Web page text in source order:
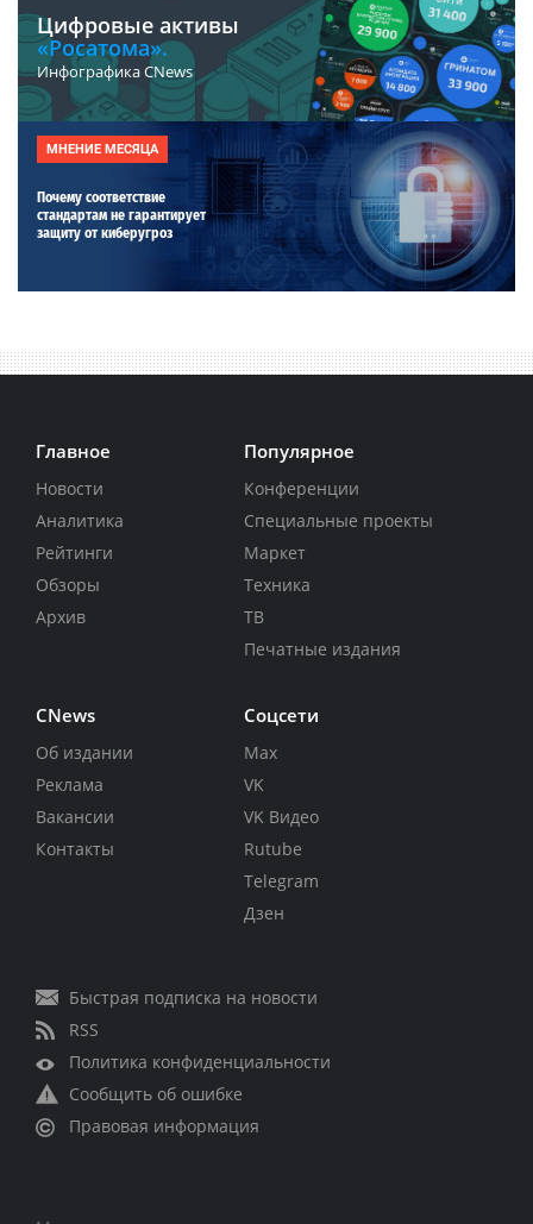
Цифровые активы
«Росатома».
Инфографика CNews
МНЕНИЕ МЕСЯЦА
Почему соответствие
стандартам не гарантирует
защиту от киберугроз
Главное
Новости
Аналитика
Рейтинги
Обзоры
Архив
Популярное
Конференции
Специальные проекты
Маркет
Техника
ТВ
Печатные издания
CNews
Об издании
Реклама
Вакансии
Контакты
Соцсети
Max
VK
VK Видео
Rutube
Telegram
Дзен
Быстрая подписка на новости
RSS
Политика конфиденциальности
Сообщить об ошибке
Правовая информация